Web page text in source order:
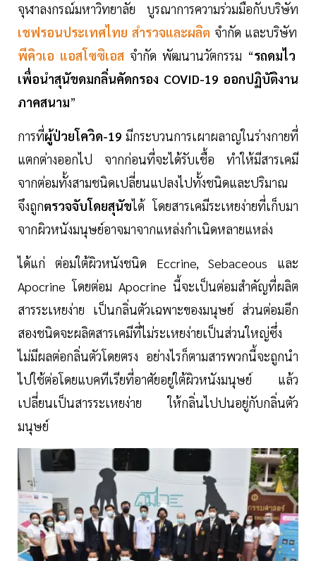
จุฬาลงกรณ์มหาวิทยาลัย บูรณาการความร่วมมือกับบริษัท
เชฟรอนประเทศไทย สำรวจและผลิต จำกัด และบริษัท
พีคิวเอ แอสโซซิเอส จำกัด พัฒนานวัตกรรม “รถดมไว
เพื่อนำสุนัขดมกลิ่นคัดกรอง COVID-19 ออกปฏิบัติงาน
ภาคสนาม”
การที่ผู้ป่วยโควิด-19 มีกระบวนการเผาผลาญในร่างกายที่
แตกต่างออกไป จากก่อนที่จะได้รับเชื้อ ทำให้มีสารเคมี
จากต่อมทั้งสามชนิดเปลี่ยนแปลงไปทั้งชนิดและปริมาณ
จึงถูกตรวจจับโดยสุนัขได้ โดยสารเคมีระเหยง่ายที่เก็บมา
จากผิวหนังมนุษย์อาจมาจากแหล่งกำเนิดหลายแหล่ง
ได้แก่ ต่อมใต้ผิวหนังชนิด Eccrine, Sebaceous และ
Apocrine โดยต่อม Apocrine นี้จะเป็นต่อมสำคัญที่ผลิต
สารระเหยง่าย เป็นกลิ่นตัวเฉพาะของมนุษย์ ส่วนต่อมอีก
สองชนิดจะผลิตสารเคมีที่ไม่ระเหยง่ายเป็นส่วนใหญ่ซึ่ง
ไม่มีผลต่อกลิ่นตัวโดยตรง อย่างไรก็ตามสารพวกนี้จะถูกนำ
ไปใช้ต่อโดยแบคทีเรียที่อาศัยอยู่ใต้ผิวหนังมนุษย์ แล้ว
เปลี่ยนเป็นสารระเหยง่าย ให้กลิ่นไปปนอยู่กับกลิ่นตัว
มนุษย์